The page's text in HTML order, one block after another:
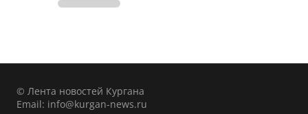
© Лента новостей Кургана
Email: info@kurgan-news.ru